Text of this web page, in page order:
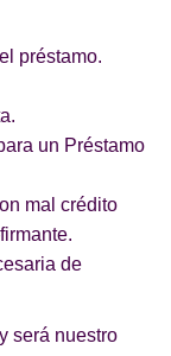
préstamo.
un Préstamo
mal crédito
de
será nuestro